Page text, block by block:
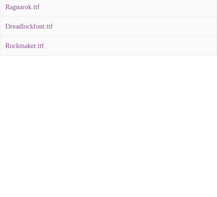
Ragnarok.ttf
Dreadlockfont.ttf
Rockmaker.ttf